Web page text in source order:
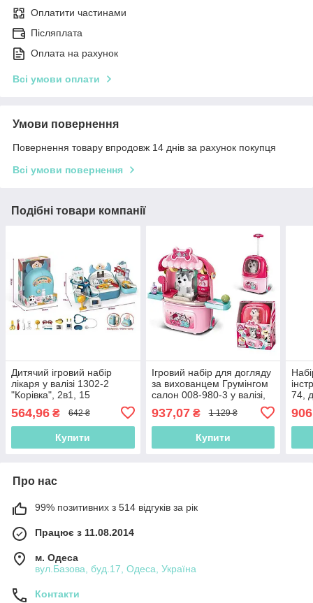
Оплатити частинами
Післяплата
Оплата на рахунок
Всі умови оплати
Умови повернення
Повернення товару впродовж 14 днів за рахунок покупця
Всі умови повернення
Подібні товари компанії
Дитячий ігровий набір
лікаря у валізі 1302-2
"Корівка", 2в1, 15
564,96 ₴ 642 ₴
Купити
Ігровий набір для догляду
за вихованцем Грумінгом
салон 008-980-3 у валізі,
м'яка іграшка, аксесуари,
полички
937,07₴ 1 129 ₴
Купити
74,
Про нас
99% позитивних з 514 відгуків за рік
Працює з 11.08.2014
м. Одеса
вул.Базова, буд.17, Одеса, Україна
Контакти